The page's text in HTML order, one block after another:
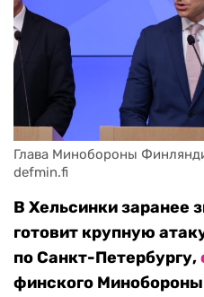
Глава Минобороны
defmin.fi
В Хельсинки заранее
готовит крупную
по Санкт-Петербургу,
финского